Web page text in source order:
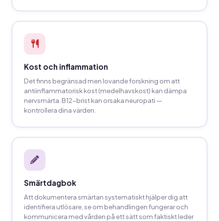
Kost och inflammation
Det finns begränsad men lovande forskning om att
antiinflammatorisk kost (medelhavskost) kan dämpa
nervsmärta. B12-brist kan orsaka neuropati —
kontrollera dina värden.
Smärtdagbok
Att dokumentera smärtan systematiskt hjälper dig att
identifiera utlösare, se om behandlingen fungerar och
kommunicera med vården på ett sätt som faktiskt leder